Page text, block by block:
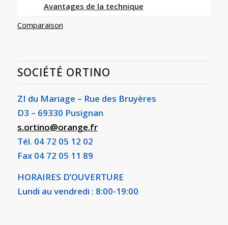
Avantages de la technique
Comparaison
SOCIÉTÉ ORTINO
ZI du Mariage – Rue des Bruyères
D3 – 69330 Pusignan
s.ortino@orange.fr
Tél. 04 72 05 12 02
Fax 04 72 05 11 89
HORAIRES D’OUVERTURE
Lundi au vendredi : 8:00-19:00